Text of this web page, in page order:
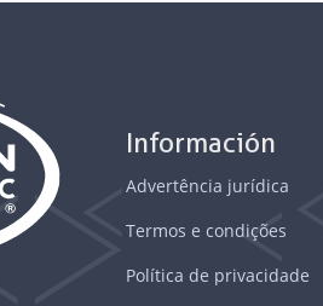
Información
Advertência jurídica
Termos e condições
Política de privacidade